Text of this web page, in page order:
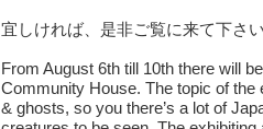
宜しければ、是非ご覧に来て下さ
From August 6th till 10th there will
Community House. The topic of the
& ghosts, so you there’s a lot of